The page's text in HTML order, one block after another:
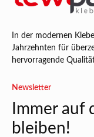
In der modernen
Jahrzehnten für
hervorragende
Newsletter
Immer auf
bleiben!